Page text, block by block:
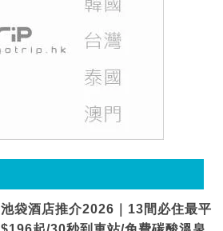
池袋酒店推介2026｜13間必住最平